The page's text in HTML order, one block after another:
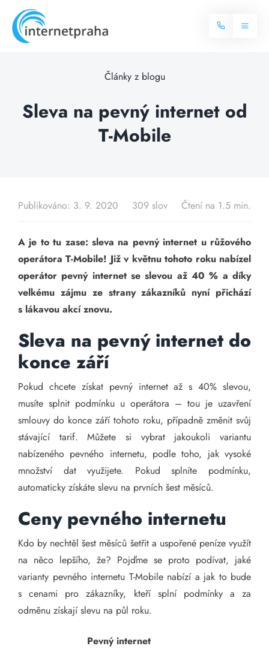
content
Toggle
Balíčky internetu
Televize
Blog
Kontakt
Články z blogu
Sleva na pevný internet od
T-Mobile
Publikováno: 3. 9. 2020 309 slov Čtení na 1.5 min.
A je to tu zase: sleva na pevný internet u růžového
operátora T-Mobile! Již v květnu tohoto roku nabízel
operátor pevný internet se slevou až 40 % a díky
velkému zájmu ze strany zákazníků nyní přichází
s lákavou akcí znovu.
Sleva na pevný internet do
konce září
Pokud chcete získat pevný internet až s 40% slevou,
musíte splnit podmínku u operátora – tou je uzavření
smlouvy do konce září tohoto roku, případně změnit svůj
stávající tarif. Můžete si vybrat jakoukoli variantu
nabízeného pevného internetu, podle toho, jak vysoké
množství dat využijete. Pokud splníte podmínku,
automaticky získáte slevu na prvních šest měsíců.
Ceny pevného internetu
Kdo by nechtěl šest měsíců šetřit a uspořené peníze využít
na něco lepšího, že? Pojďme se proto podívat, jaké
varianty pevného internetu T-Mobile nabízí a jak to bude
s cenami pro zákazníky, kteří splní podmínky a za
odměnu získají slevu na půl roku.
Pevný internet